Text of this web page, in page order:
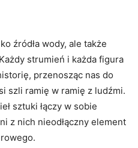
źródła wody, ale także
strumień i każda figura
przenosząc nas do
szli ramię w ramię z ludźmi.
sztuki łączy w sobie
z nich nieodłączny element